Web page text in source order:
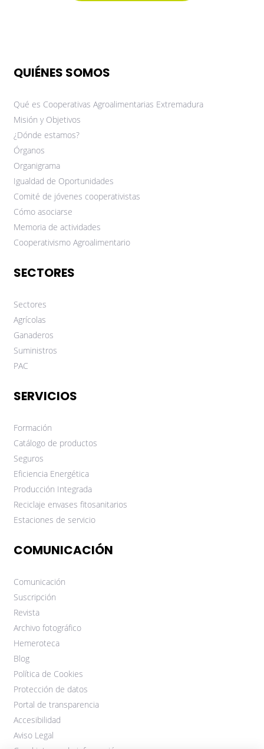
QUIÉNES SOMOS
Qué es Cooperativas Agroalimentarias Extremadura
Misión y Objetivos
¿Dónde estamos?
Órganos
Organigrama
Igualdad de Oportunidades
Comité de jóvenes cooperativistas
Cómo asociarse
Memoria de actividades
Cooperativismo Agroalimentario
SECTORES
Sectores
Agrícolas
Ganaderos
Suministros
PAC
SERVICIOS
Formación
Catálogo de productos
Seguros
Eficiencia Energética
Producción Integrada
Reciclaje envases fitosanitarios
Estaciones de servicio
COMUNICACIÓN
Comunicación
Suscripción
Revista
Archivo fotográfico
Hemeroteca
Blog
Política de Cookies
Protección de datos
Portal de transparencia
Accesibilidad
Aviso Legal